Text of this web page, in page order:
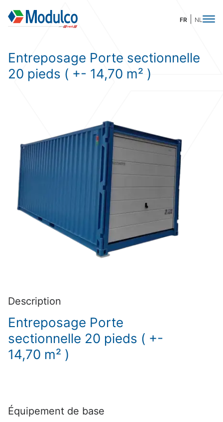
FR NL
Entreposage Porte sectionnelle
20 pieds ( +- 14,70 m² )
Description
Entreposage Porte
sectionnelle 20 pieds ( +-
14,70 m² )
Équipement de base